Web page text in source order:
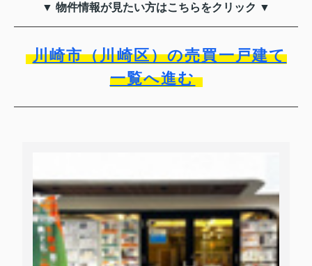
▼ 物件情報が見たい方はこちらをクリック ▼
川崎市（川崎区）の売買一戸建て
一覧へ進む